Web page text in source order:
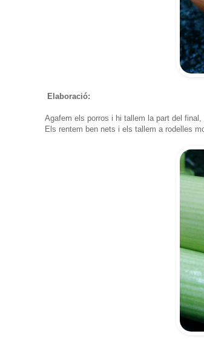
Elaboració:
Agafem els porros i hi tallem la part del
Els rentem ben nets i els tallem a rodelles